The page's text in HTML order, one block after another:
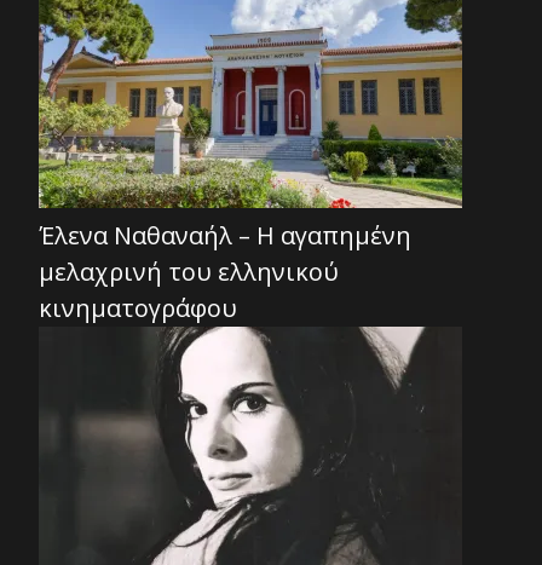
Έλενα Ναθαναήλ – Η αγαπημένη
μελαχρινή του ελληνικού
κινηματογράφου